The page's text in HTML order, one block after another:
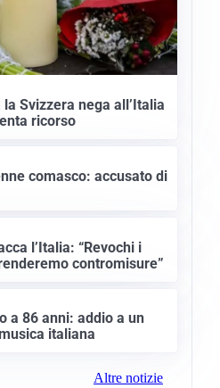
Svizzera nega all’Italia
ricorso
comasco: accusato di
l’Italia: “Revochi i
contromisure”
a 86 anni: addio a un
italiana
Altre notizie